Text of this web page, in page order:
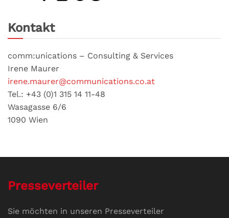
Kontakt
comm:unications – Consulting & Services
Irene Maurer
irene.maurer@communications.co.at
Tel.: +43 (0)1 315 14 11-48
Wasagasse 6/6
1090 Wien
Presseverteiler
Sie möchten in unseren Presseverteiler